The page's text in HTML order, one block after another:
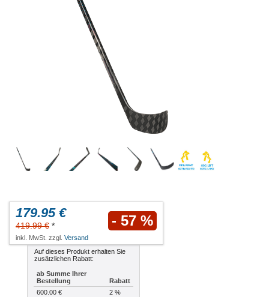
179.95 €
419.99 € * - 57 %
inkl. MwSt. zzgl. Versand
Auf dieses Produkt erhalten Sie
zusätzlichen Rabatt:
ab Summe Ihrer
Bestellung
Rabatt
600.00 €
2 %